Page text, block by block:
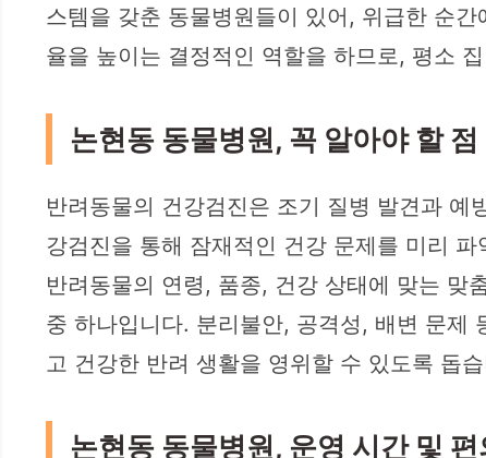
스템을 갖춘 동물병원들이 있어, 위급한 순
율을 높이는 결정적인 역할을 하므로, 평소
논현동 동물병원, 꼭 알아야 할 점
반려동물의 건강검진은 조기 질병 발견과
강검진을 통해 잠재적인 건강 문제를 미리
반려동물의 연령, 품종, 건강 상태에 맞는 맞
중 하나입니다. 분리불안, 공격성, 배변 문제
고 건강한 반려 생활을 영위할 수 있도록 돕
논현동 동물병원, 운영 시간 및 편